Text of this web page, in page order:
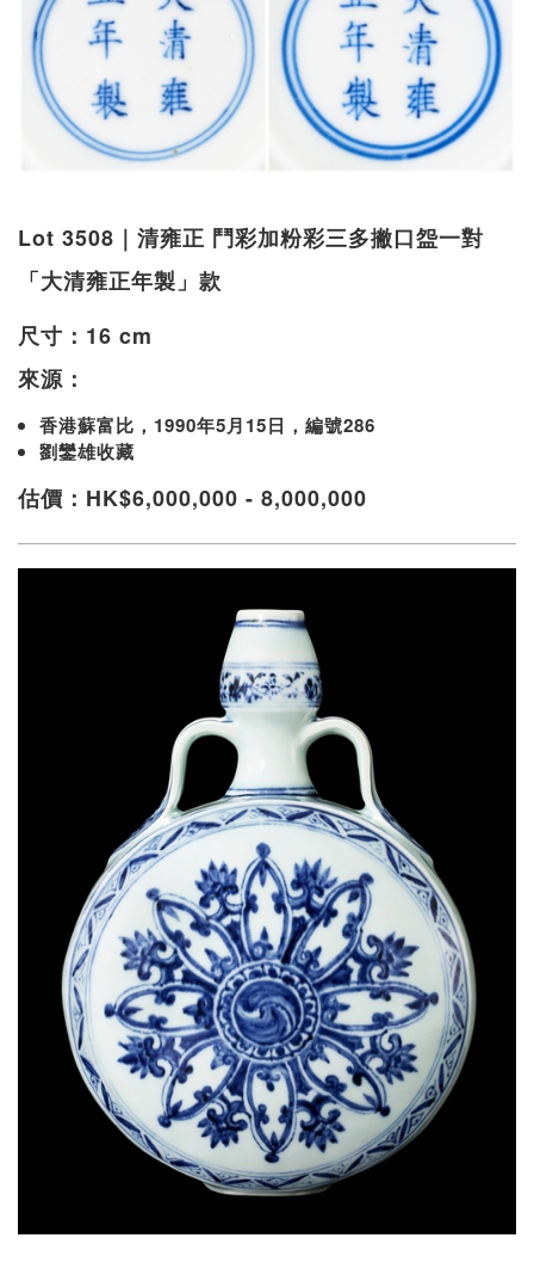
Lot 3508｜清雍正 鬥彩加粉彩三多撇口盌一對
「大清雍正年製」款
尺寸：16 cm
來源：
香港蘇富比，1990年5月15日，編號286
劉鑾雄收藏
估價：HK$6,000,000 - 8,000,000